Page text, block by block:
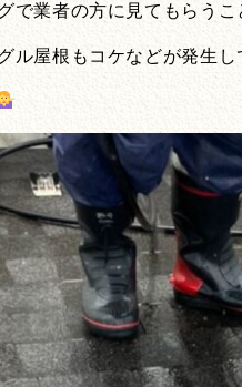
で業者の方に見てもらう
ル屋根もコケなどが発生